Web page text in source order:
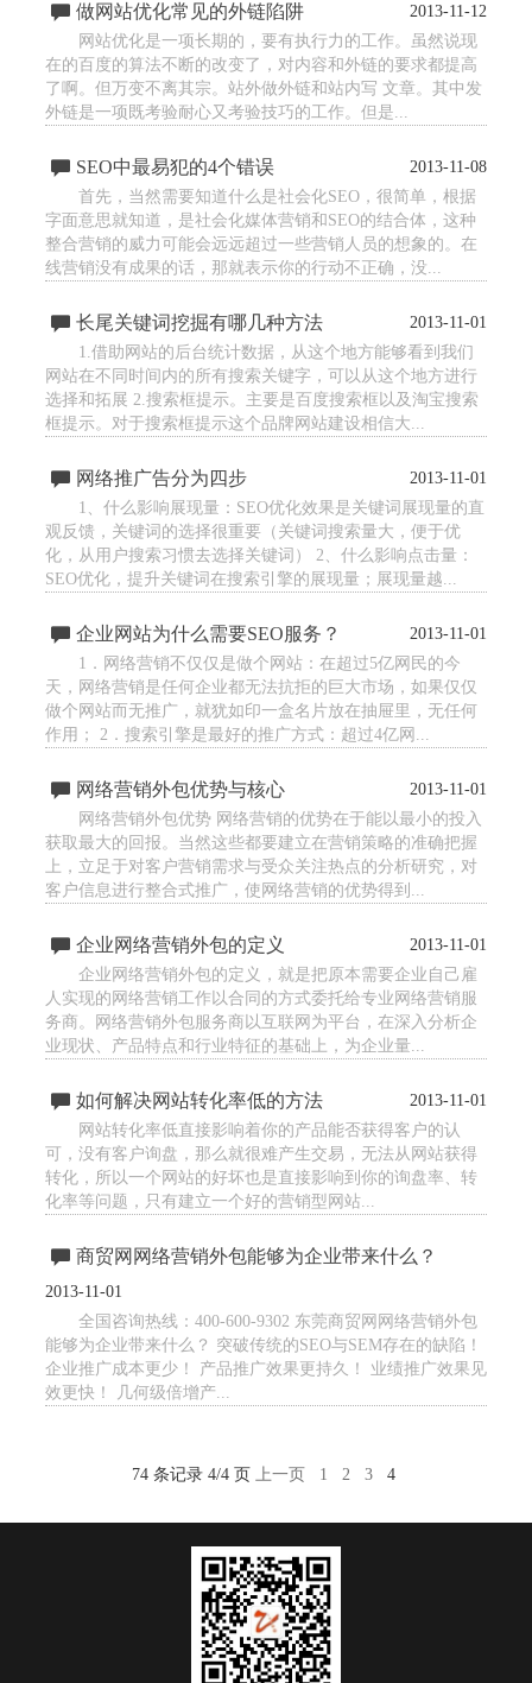
做网站优化常见的外链陷阱
2013-11-12
网站优化是一项长期的，要有执行力的工作。虽然说现
在的百度的算法不断的改变了，对内容和外链的要求都提高
了啊。但万变不离其宗。站外做外链和站内写 文章。其中发
外链是一项既考验耐心又考验技巧的工作。但是...
SEO中最易犯的4个错误
2013-11-08
首先，当然需要知道什么是社会化SEO，很简单，根据
字面意思就知道，是社会化媒体营销和SEO的结合体，这种
整合营销的威力可能会远远超过一些营销人员的想象的。在
线营销没有成果的话，那就表示你的行动不正确，没...
长尾关键词挖掘有哪几种方法
2013-11-01
1.借助网站的后台统计数据，从这个地方能够看到我们
网站在不同时间内的所有搜索关键字，可以从这个地方进行
选择和拓展 2.搜索框提示。主要是百度搜索框以及淘宝搜索
框提示。对于搜索框提示这个品牌网站建设相信大...
网络推广告分为四步
2013-11-01
1、什么影响展现量：SEO优化效果是关键词展现量的直
观反馈，关键词的选择很重要（关键词搜索量大，便于优
化，从用户搜索习惯去选择关键词） 2、什么影响点击量：
SEO优化，提升关键词在搜索引擎的展现量；展现量越...
企业网站为什么需要SEO服务？
2013-11-01
1．网络营销不仅仅是做个网站：在超过5亿网民的今
天，网络营销是任何企业都无法抗拒的巨大市场，如果仅仅
做个网站而无推广，就犹如印一盒名片放在抽屉里，无任何
作用； 2．搜索引擎是最好的推广方式：超过4亿网...
网络营销外包优势与核心
2013-11-01
网络营销外包优势 网络营销的优势在于能以最小的投入
获取最大的回报。当然这些都要建立在营销策略的准确把握
上，立足于对客户营销需求与受众关注热点的分析研究，对
客户信息进行整合式推广，使网络营销的优势得到...
企业网络营销外包的定义
2013-11-01
企业网络营销外包的定义，就是把原本需要企业自己雇
人实现的网络营销工作以合同的方式委托给专业网络营销服
务商。网络营销外包服务商以互联网为平台，在深入分析企
业现状、产品特点和行业特征的基础上，为企业量...
如何解决网站转化率低的方法
2013-11-01
网站转化率低直接影响着你的产品能否获得客户的认
可，没有客户询盘，那么就很难产生交易，无法从网站获得
转化，所以一个网站的好坏也是直接影响到你的询盘率、转
化率等问题，只有建立一个好的营销型网站...
商贸网网络营销外包能够为企业带来什么？
2013-11-01
全国咨询热线：400-600-9302 东莞商贸网网络营销外包
能够为企业带来什么？ 突破传统的SEO与SEM存在的缺陷！
企业推广成本更少！ 产品推广效果更持久！ 业绩推广效果见
效更快！ 几何级倍增产...
74 条记录 4/4 页 上一页 1 2 3 4